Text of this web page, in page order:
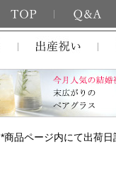
*商品ページ内にて出荷